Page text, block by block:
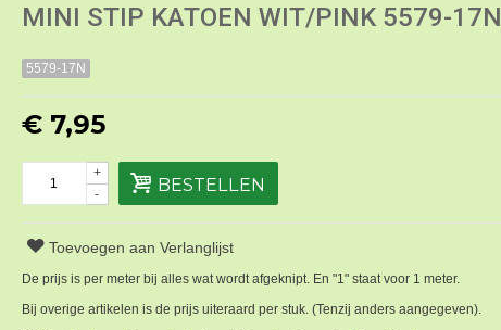
MINI STIP KATOEN WIT/PINK 5579-17N
5579-17N
€ 7,95
-
+
BESTELLEN
Toevoegen aan Verlanglijst
De prijs is per meter bij alles wat wordt afgeknipt. En "1" staat voor 1 meter.
Bij overige artikelen is de prijs uiteraard per stuk. (Tenzij anders aangegeven).